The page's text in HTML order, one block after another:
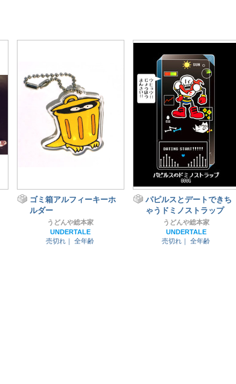
ゴミ箱アルフィーキーホ
ルダー
うどんや総本家
UNDERTALE
売切れ｜
全年齢
パピルスとデートできち
ゃうドミノストラップ
うどんや総本家
UNDERTALE
売切れ｜
全年齢